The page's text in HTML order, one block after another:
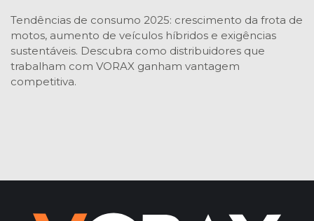
Tendências de consumo 2025: crescimento da frota de
motos, aumento de veículos híbridos e exigências
sustentáveis. Descubra como distribuidores que
trabalham com VORAX ganham vantagem
competitiva.